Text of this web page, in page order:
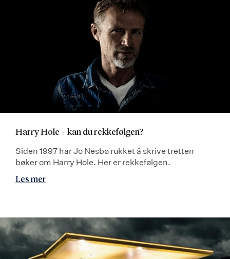
Harry Hole – kan du rekkefølgen?
Siden 1997 har Jo Nesbø rukket å skrive tretten
bøker om Harry Hole. Her er rekkefølgen.
Les mer